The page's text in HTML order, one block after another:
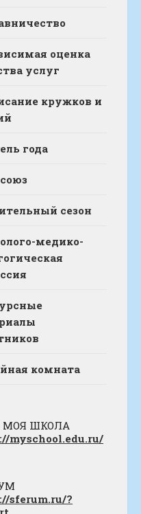
оценка
услуг
кружков и
года
сезон
медико-
комната
МОЯ ШКОЛА
myschool.edu.ru/
sferum.ru/?